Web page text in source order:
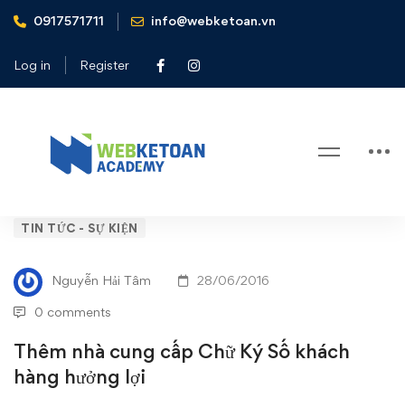
0917571711 info@webketoan.vn
Log in Register
Home
Tin tức - Sự kiện
Thêm
nhà
cung
cấp
Chữ
TIN TỨC - SỰ KIỆN
Nguyễn Hải Tâm 28/06/2016
0 comments
Thêm nhà cung cấp Chữ Ký Số khách
hàng hưởng lợi